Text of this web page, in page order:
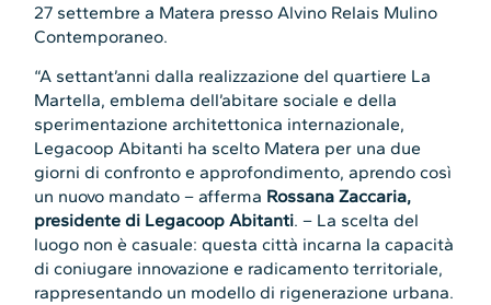
27 settembre a Matera presso Alvino Relais Mulino
Contemporaneo.
“A settant’anni dalla realizzazione del quartiere La
Martella, emblema dell’abitare sociale e della
sperimentazione architettonica internazionale,
Legacoop Abitanti ha scelto Matera per una due
giorni di confronto e approfondimento, aprendo così
un nuovo mandato – afferma Rossana Zaccaria,
presidente di Legacoop Abitanti. – La scelta del
luogo non è casuale: questa città incarna la capacità
di coniugare innovazione e radicamento territoriale,
rappresentando un modello di rigenerazione urbana.